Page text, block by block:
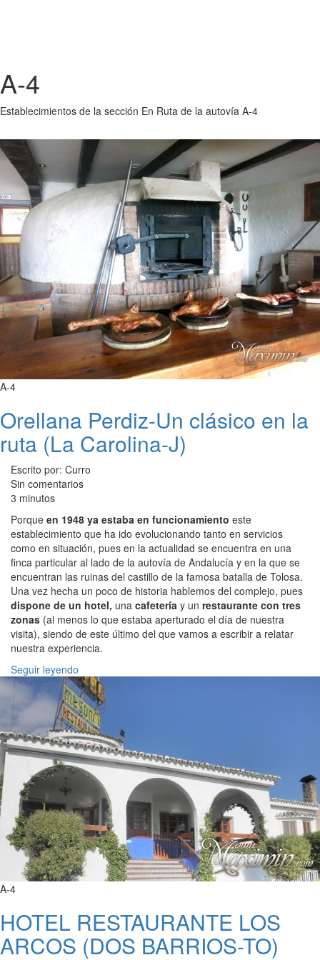
A-4
Establecimientos de la sección En Ruta de la autovía A-4
A-4
Orellana Perdiz-Un clásico en la
ruta (La Carolina-J)
Escrito por: Curro
Sin comentarios
3 minutos
Porque en 1948 ya estaba en funcionamiento este
establecimiento que ha ido evolucionando tanto en servicios
como en situación, pues en la actualidad se encuentra en una
finca particular al lado de la autovía de Andalucía y en la que se
encuentran las ruinas del castillo de la famosa batalla de Tolosa.
Una vez hecha un poco de historia hablemos del complejo, pues
dispone de un hotel, una cafetería y un restaurante con tres
zonas (al menos lo que estaba aperturado el día de nuestra
visita), siendo de este último del que vamos a escribir a relatar
nuestra experiencia.
Seguir leyendo
A-4
HOTEL RESTAURANTE LOS
ARCOS (DOS BARRIOS-TO)